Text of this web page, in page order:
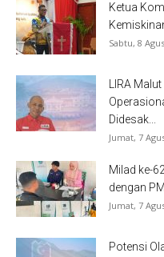
Ketua
Sabtu, 8
LIRA
Didesak...
Jumat, 7
Milad ke-
dengan
Jumat, 7
Potensi